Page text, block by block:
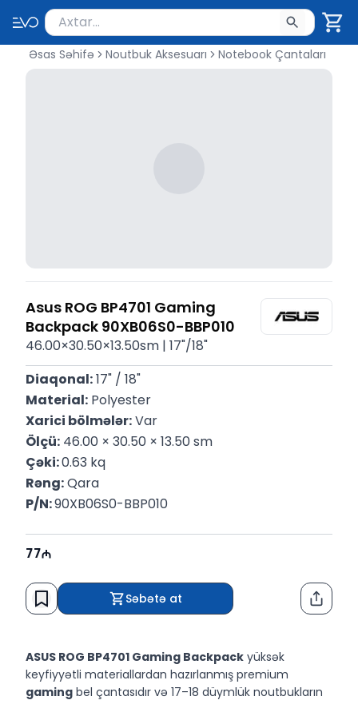
Məhsul axtar
Axtarış üçün ən azı 2 simvol yazın. Göndərmək
Əsas Səhifə Noutbuk Aksesuarı Notebook Çantaları
Asus ROG BP4701 Gaming
Backpack 90XB06S0-BBP010
46.00×30.50×13.50sm | 17"/18"
Diaqonal: 17" / 18"
Material: Polyester
Xarici bölmələr: Var
Ölçü: 46.00 × 30.50 × 13.50 sm
Çəki: 0.63 kq
Rəng: Qara
P/N: 90XB06S0-BBP010
77
Səbətə at
ASUS ROG BP4701 Gaming Backpack yüksək
keyfiyyətli materiallardan hazırlanmış premium
gaming bel çantasıdır və 17–18 düymlük noutbukların